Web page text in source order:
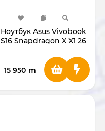
Ноутбук Asus Vivobook
S16 Snapdragon X X1 26
15 950 m